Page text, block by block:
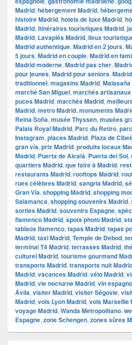
Madrid, hébergement Madrid,
histoire Madrid, hôtels de luxe Madrid,
Madrid, itinéraires touristiques Madrid,
Madrid, Lavapiés Madrid, lieux
Madrid authentique, Madrid en 2 jours,
5 jours, Madrid en couple, Madrid en
Madrid moderne, Madrid pas cher,
pour jeunes, Madrid pour seniors,
traditionnel, magasins Madrid,
marché San Miguel, marchés
puces Madrid, marchés Madrid,
Madrid, metro Madrid, monuments
Reina Sofía, musée Thyssen, musées
Palais Royal Madrid, Parc du Retiro,
Instagram, places Madrid, Plaza de
gran vía, prix Madrid, produits locaux
Madrid, Puerta de Alcalá, Puerta del Sol,
quartiers Madrid, que faire à Madrid,
restaurants Madrid, rooftops Madrid,
rues célèbres Madrid, sangria Madrid,
Gran Vía, shopping Madrid, shopping
Salamanca, shopping souvenirs Madrid,
sorties Madrid, souvenirs Espagne,
flamenco Madrid, spots photo Madrid,
tablaos flamenco, tapas Madrid, tapas
Madrid, taxi Madrid, Temple de Debod,
terminal T4 Madrid, terrasses Madrid,
culturel Madrid, tourisme gourmand
transports Madrid, transports nuit
Madrid, vacances Madrid, vélo Madrid,
Madrid, vie nocturne Madrid, vin
Ávila, visiter Madrid, visiter Ségovie,
Madrid, vols Lyon Madrid, vols Marseille
voyage Madrid, Wanda Metropolitano,
Espagne, zone Schengen, zones sûres